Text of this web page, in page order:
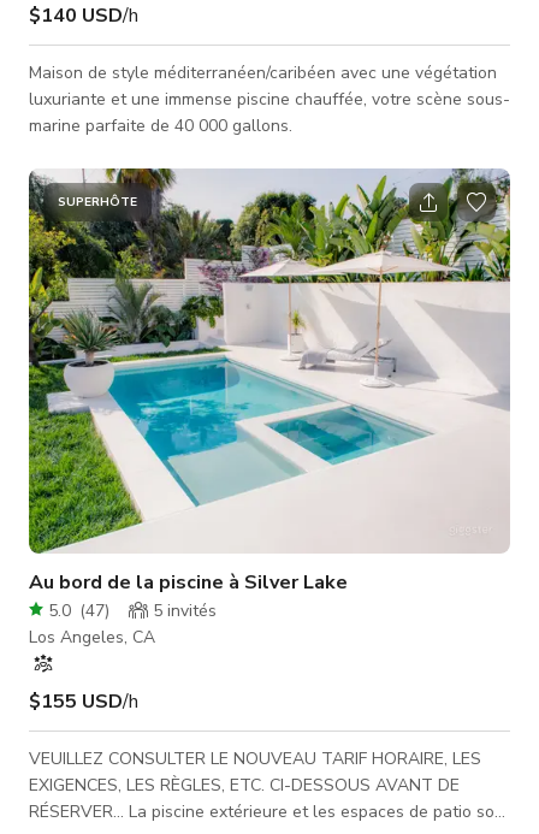
$140 USD/h
Maison de style méditerranéen/caribéen avec une végétation
luxuriante et une immense piscine chauffée, votre scène sous-
marine parfaite de 40 000 gallons.
SUPERHÔTE
Au bord de la piscine à Silver Lake
5.0 (47) 5 invités
Los Angeles, CA
$155 USD/h
VEUILLEZ CONSULTER LE NOUVEAU TARIF HORAIRE, LES
EXIGENCES, LES RÈGLES, ETC. CI-DESSOUS AVANT DE
RÉSERVER... La piscine extérieure et les espaces de patio sont